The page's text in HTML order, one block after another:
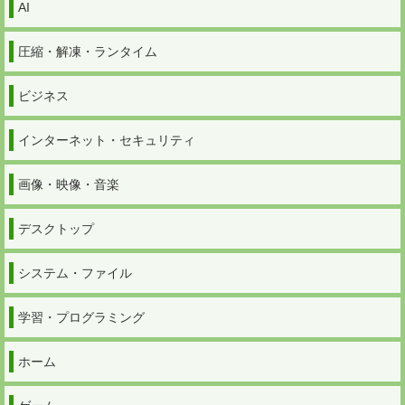
AI
圧縮・解凍・ランタイム
ビジネス
インターネット・セキュリティ
画像・映像・音楽
デスクトップ
システム・ファイル
学習・プログラミング
ホーム